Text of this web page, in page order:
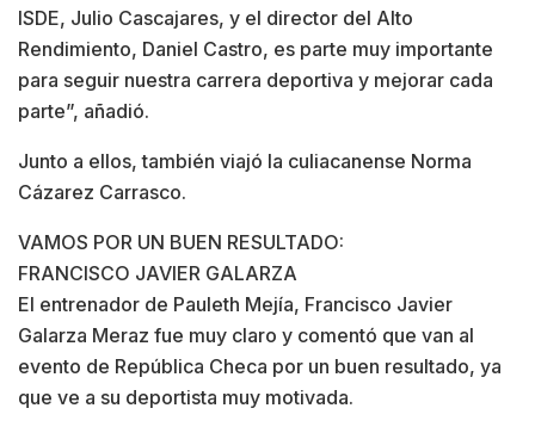
ISDE, Julio Cascajares, y el director del Alto
Rendimiento, Daniel Castro, es parte muy importante
para seguir nuestra carrera deportiva y mejorar cada
parte”, añadió.
Junto a ellos, también viajó la culiacanense Norma
Cázarez Carrasco.
VAMOS POR UN BUEN RESULTADO:
FRANCISCO JAVIER GALARZA
El entrenador de Pauleth Mejía, Francisco Javier
Galarza Meraz fue muy claro y comentó que van al
evento de República Checa por un buen resultado, ya
que ve a su deportista muy motivada.